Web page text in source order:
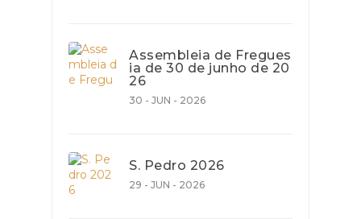
Assembleia de Fregues
ia de 30 de junho de 20
26
30 - JUN - 2026
S. Pedro 2026
29 - JUN - 2026